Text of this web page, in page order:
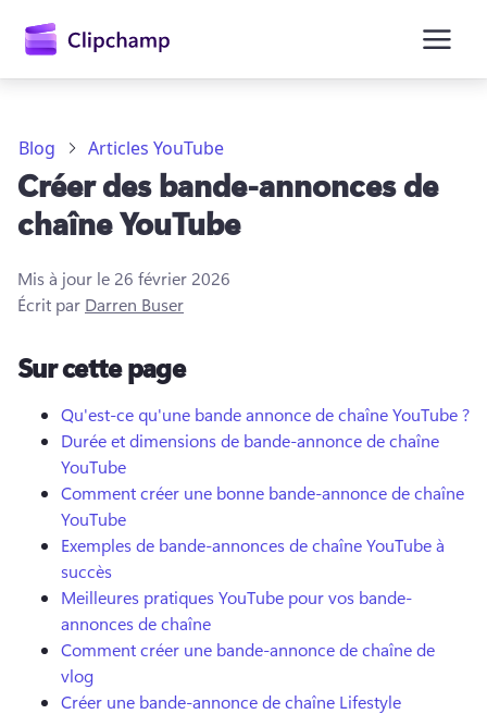
principal
Blog Articles YouTube
Créer des bande-annonces de
chaîne YouTube
Mis à jour le 26 février 2026
Écrit par Darren Buser
Sur cette page
Qu'est-ce qu'une bande annonce de chaîne YouTube ?
Durée et dimensions de bande-annonce de chaîne
YouTube
Comment créer une bonne bande-annonce de chaîne
YouTube
Exemples de bande-annonces de chaîne YouTube à
succès
Meilleures pratiques YouTube pour vos bande-
annonces de chaîne
Comment créer une bande-annonce de chaîne de
vlog
Créer une bande-annonce de chaîne Lifestyle